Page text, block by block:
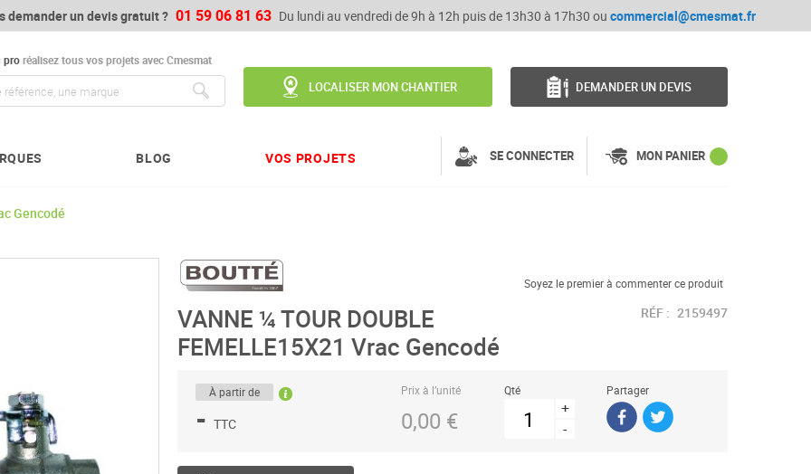
demander un devis gratuit ? 01 59 06 81 63 Du lundi au vendredi de 9h à 12h puis de 13h30 à 17h30 ou commercial@cmesmat.fr
proréalisez tous vos projets avec Cmesmat
LOCALISER MON CHANTIER DEMANDER UN DEVIS
BLOG VOS PROJETS SE CONNECTER MON PANIER
Gencodé
Soyez le premier à commenter ce produit
VANNE ¼ TOUR DOUBLE
FEMELLE15X21 Vrac Gencodé
RÉF : 2159497
À partir de
- TTC
Prix à l’unité
0,00 €
Qté
+
-
Partager